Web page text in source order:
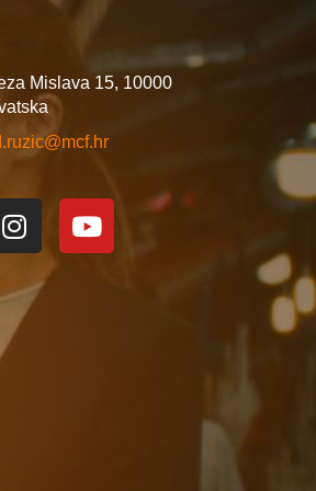
Mislava 15, 10000